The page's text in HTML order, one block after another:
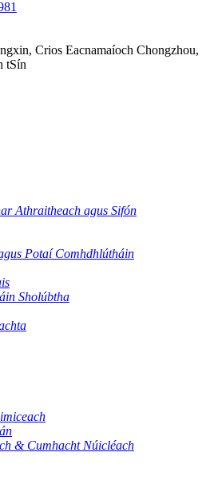
Crios Eacnamaíoch Chongzhou,
tSín
Athraitheach agus Sifón
Potaí Comhdhlútháin
Sholúbtha
& Cumhacht Núicléach